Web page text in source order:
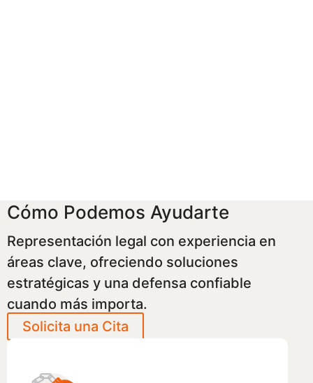
Cómo Podemos Ayudarte
Representación legal con experiencia en
áreas clave, ofreciendo soluciones
estratégicas y una defensa confiable
cuando más importa.
Solicita una Cita